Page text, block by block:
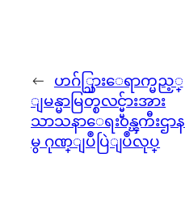
← ဟဂ်္သြားေရာက္မည့္
ျမန္မာမြတ္စလင္မ္မ်ားအား
သာသနာေရး၀န္ၾကီးဌာန
မွ ဂုဏ္ျပဳပြဲျပဳလုပ္